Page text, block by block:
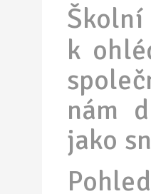
Školní
k
nám
jako